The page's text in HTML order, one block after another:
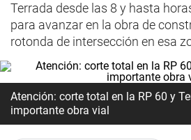
Terrada desde las 8 y hasta
para avanzar en la obra de
rotonda de intersección en esa
Atención: corte total en la RP 60 y
importante obra vial